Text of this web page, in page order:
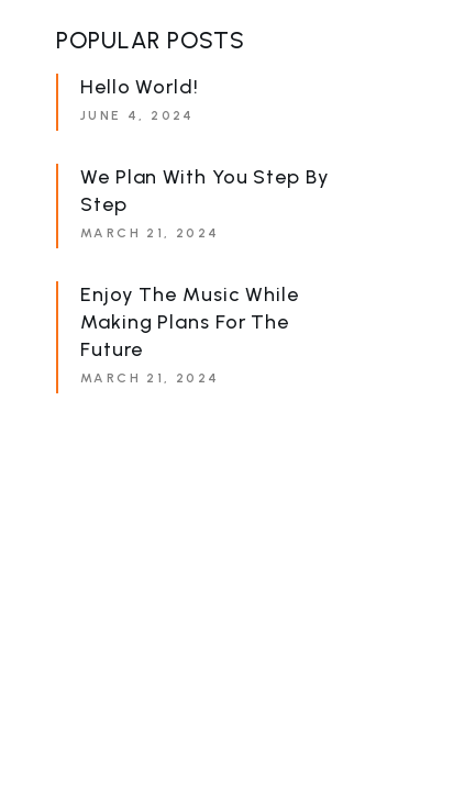
POPULAR POSTS
Hello World!
JUNE 4, 2024
We Plan With You Step By
Step
MARCH 21, 2024
Enjoy The Music While
Making Plans For The
Future
MARCH 21, 2024